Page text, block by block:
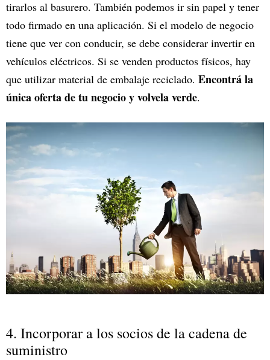
tirarlos al basurero. También podemos ir sin papel y tener
todo firmado en una aplicación. Si el modelo de negocio
tiene que ver con conducir, se debe considerar invertir en
vehículos eléctricos. Si se venden productos físicos, hay
que utilizar material de embalaje reciclado. Encontrá la
única oferta de tu negocio y volvela verde.
4. Incorporar a los socios de la cadena de
suministro